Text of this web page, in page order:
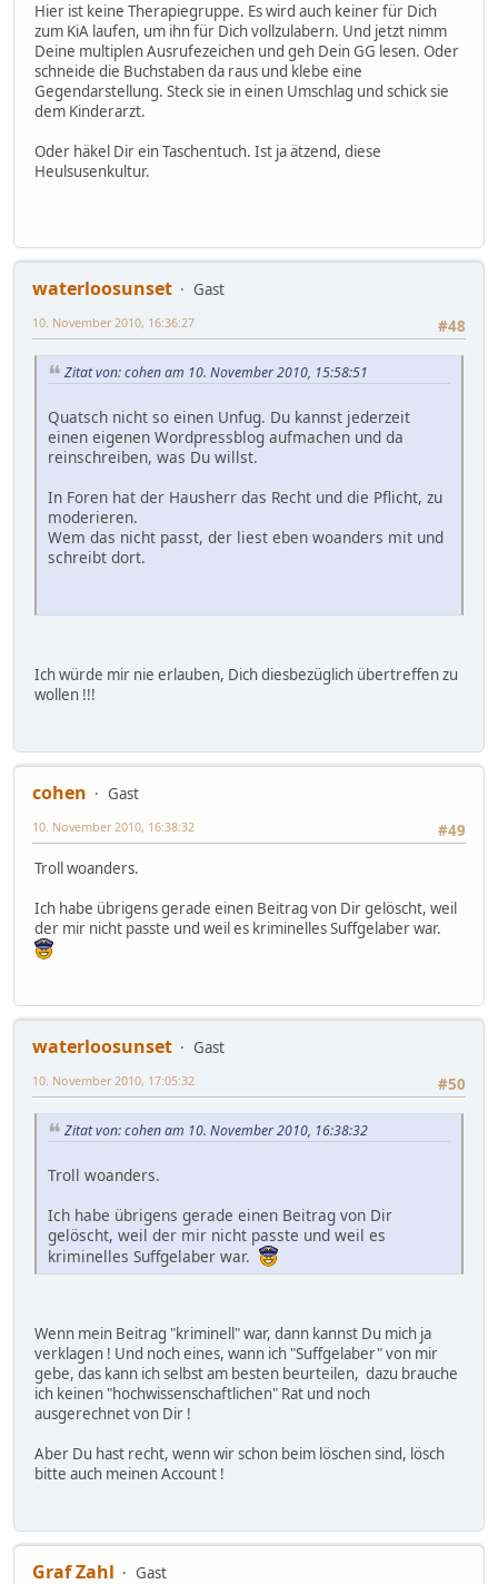
Hier ist keine Therapiegruppe. Es wird auch keiner für Dich
zum KiA laufen, um ihn für Dich vollzulabern. Und jetzt nimm
Deine multiplen Ausrufezeichen und geh Dein GG lesen. Oder
schneide die Buchstaben da raus und klebe eine
Gegendarstellung. Steck sie in einen Umschlag und schick sie
dem Kinderarzt.
Oder häkel Dir ein Taschentuch. Ist ja ätzend, diese
Heulsusenkultur.
waterloosunset
Gast
#48
10. November 2010, 16:36:27
Zitat von: cohen am 10. November 2010, 15:58:51
Quatsch nicht so einen Unfug. Du kannst jederzeit
einen eigenen Wordpressblog aufmachen und da
reinschreiben, was Du willst.
In Foren hat der Hausherr das Recht und die Pflicht, zu
moderieren.
Wem das nicht passt, der liest eben woanders mit und
schreibt dort.
Ich würde mir nie erlauben, Dich diesbezüglich übertreffen zu
wollen !!!
cohen
Gast
#49
10. November 2010, 16:38:32
Troll woanders.
Ich habe übrigens gerade einen Beitrag von Dir gelöscht, weil
der mir nicht passte und weil es kriminelles Suffgelaber war.
waterloosunset
Gast
#50
10. November 2010, 17:05:32
Zitat von: cohen am 10. November 2010, 16:38:32
Troll woanders.
Ich habe übrigens gerade einen Beitrag von Dir
gelöscht, weil der mir nicht passte und weil es
kriminelles Suffgelaber war.
Wenn mein Beitrag "kriminell" war, dann kannst Du mich ja
verklagen ! Und noch eines, wann ich "Suffgelaber" von mir
gebe, das kann ich selbst am besten beurteilen, dazu brauche
ich keinen "hochwissenschaftlichen" Rat und noch
ausgerechnet von Dir !
Aber Du hast recht, wenn wir schon beim löschen sind, lösch
bitte auch meinen Account !
Graf Zahl Gast